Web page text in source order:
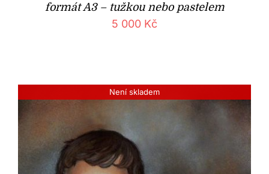
formát A3 – tužkou nebo pastelem
5 000 Kč
Není skladem